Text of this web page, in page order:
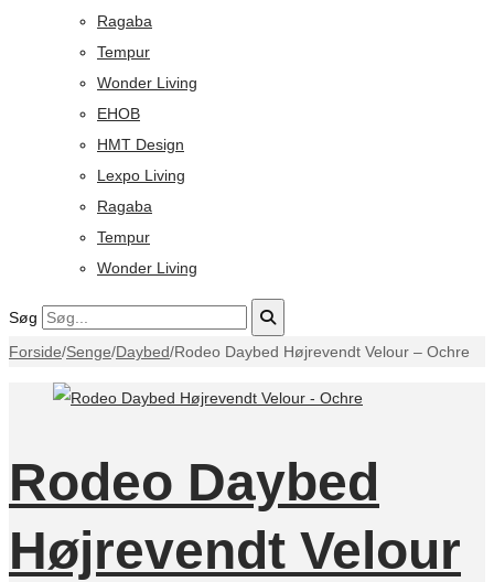
Ragaba
Tempur
Wonder Living
EHOB
HMT Design
Lexpo Living
Ragaba
Tempur
Wonder Living
Søg
Forside/Senge/Daybed/Rodeo Daybed Højrevendt Velour – Ochre
Rodeo Daybed
Højrevendt Velour